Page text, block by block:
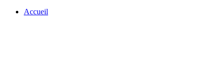
Accueil